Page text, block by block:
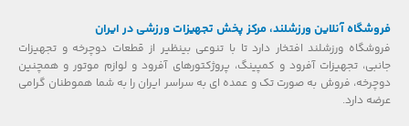
فروشگاه آنلاین ورزشلند، مرکز پخش تجهیزات ورزشی در ایران
فروشگاه ورزشلند افتخار دارد تا با تنوعی بینظیر از قطعات دوچرخه و تجهیزات
جانبی، تجهیزات آفرود و کمپینگ، پروژکتورهای آفرود و لوازم موتور و همچنین
دوچرخه، فروش به صورت تک و عمده ای به سراسر ایران را به شما هموطنان گرامی
عرضه دارد.